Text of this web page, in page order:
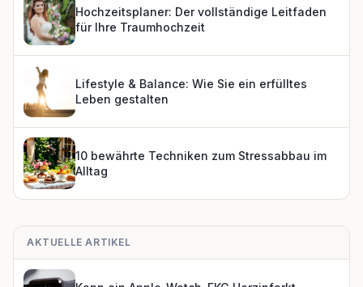
Hochzeitsplaner: Der vollständige Leitfaden
für Ihre Traumhochzeit
Lifestyle & Balance: Wie Sie ein erfülltes
Leben gestalten
10 bewährte Techniken zum Stressabbau im
Alltag
AKTUELLE ARTIKEL